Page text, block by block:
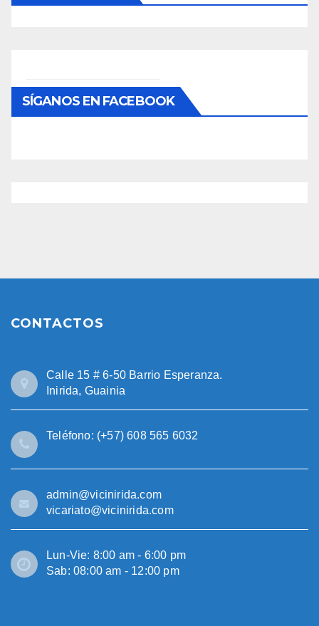
SÍGANOS EN FACEBOOK
CONTACTOS
Calle 15 # 6-50 Barrio Esperanza.
Inirida, Guainia
Teléfono: (+57) 608 565 6032
admin@vicinirida.com
vicariato@vicinirida.com
Lun-Vie: 8:00 am - 6:00 pm
Sab: 08:00 am - 12:00 pm